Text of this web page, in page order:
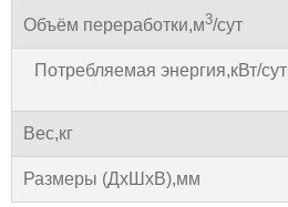
Объём переработки,м3/сут
Потребляемая энергия,кВт/сут
Вес,кг
Размеры (ДхШхВ),мм